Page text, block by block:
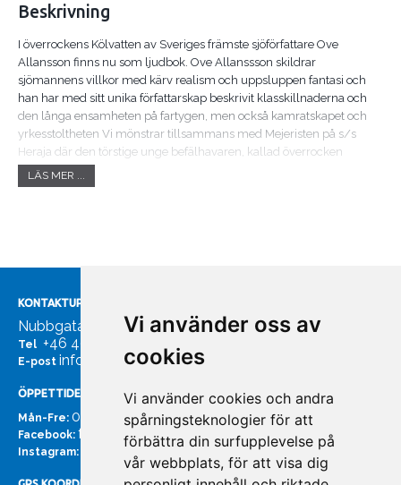
Vi använder oss av
cookies
Vi använder cookies och andra
spårningsteknologier för att
förbättra din surfupplevelse på
vår webbplats, för att visa dig
Beskrivning
I överrockens Kölvatten av Sveriges främste sjöförfattare Ove
Allansson finns nu som ljudbok. Ove Allanssson skildrar
sjömannens villkor med kärv realism och uppsluppen fantasi och
han har med sitt unika författarskap beskrivit klasskillnaderna och
den långa ensamheten på fartygen, men också kamratskapet och
yrkesstoltheten Vi mönstrar tillsammans med Mejeristen på s/s
Heraja där den törstige unge befälhavaren, kallad överrocken
underhåller besättningen med dikter utropade genom en megafon
och fiolspel. Efter en omfattande förskingring försvinner han på ett
LÄS MER ...
KONTAKTUPPGIFTER
Nubbgatan 7, 211 24 Malmö
Tel +46 40185561
E-post info@bachmans.se
ÖPPETTIDER
Mån-Fre: 07:00 - 16:00
Facebook: facebook.com/bachmans.se
Instagram: instagram.com/bachmans.se